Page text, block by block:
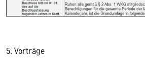
5. Vorträge